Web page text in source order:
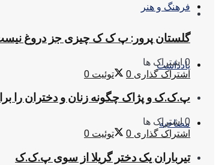
فرهنگ و هنر
یادداشت
مصاحبه
گلستان پرور: پ ک ک چیزی جز دروغ
0 اشتراک ها
اشتراک گذاری 0 توئیت 0
پ.ک.ک و پژاک چگونه زنان و دختران را
0 اشتراک ها
اشتراک گذاری 0 توئیت 0
تیرباران یک دختر گریلا از سوی پ.ک.ک